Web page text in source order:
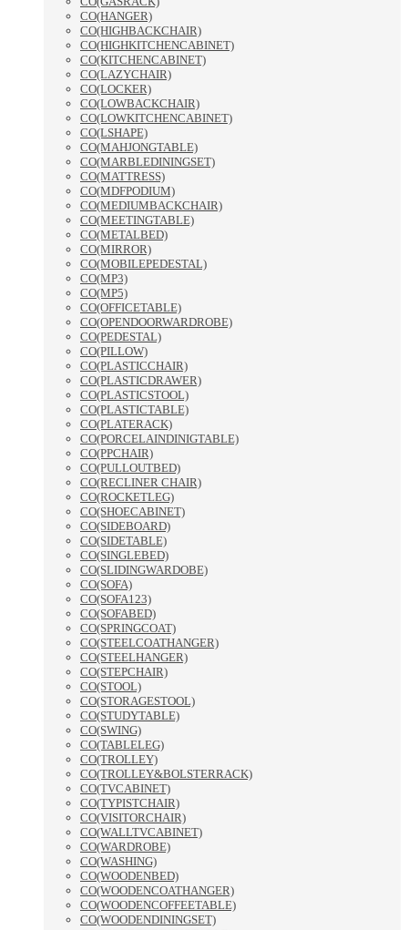
CO(HANGER)
CO(HIGHBACKCHAIR)
CO(HIGHKITCHENCABINET)
CO(KITCHENCABINET)
CO(LAZYCHAIR)
CO(LOCKER)
CO(LOWBACKCHAIR)
CO(LOWKITCHENCABINET)
CO(LSHAPE)
CO(MAHJONGTABLE)
CO(MARBLEDININGSET)
CO(MATTRESS)
CO(MDFPODIUM)
CO(MEDIUMBACKCHAIR)
CO(MEETINGTABLE)
CO(METALBED)
CO(MIRROR)
CO(MOBILEPEDESTAL)
CO(MP3)
CO(MP5)
CO(OFFICETABLE)
CO(OPENDOORWARDROBE)
CO(PEDESTAL)
CO(PILLOW)
CO(PLASTICCHAIR)
CO(PLASTICDRAWER)
CO(PLASTICSTOOL)
CO(PLASTICTABLE)
CO(PLATERACK)
CO(PORCELAINDINIGTABLE)
CO(PPCHAIR)
CO(PULLOUTBED)
CO(RECLINER CHAIR)
CO(ROCKETLEG)
CO(SHOECABINET)
CO(SIDEBOARD)
CO(SIDETABLE)
CO(SINGLEBED)
CO(SLIDINGWARDOBE)
CO(SOFA)
CO(SOFA123)
CO(SOFABED)
CO(SPRINGCOAT)
CO(STEELCOATHANGER)
CO(STEELHANGER)
CO(STEPCHAIR)
CO(STOOL)
CO(STORAGESTOOL)
CO(STUDYTABLE)
CO(SWING)
CO(TABLELEG)
CO(TROLLEY)
CO(TROLLEY&BOLSTERRACK)
CO(TVCABINET)
CO(TYPISTCHAIR)
CO(VISITORCHAIR)
CO(WALLTVCABINET)
CO(WARDROBE)
CO(WASHING)
CO(WOODENBED)
CO(WOODENCOATHANGER)
CO(WOODENCOFFEETABLE)
CO(WOODENDININGSET)